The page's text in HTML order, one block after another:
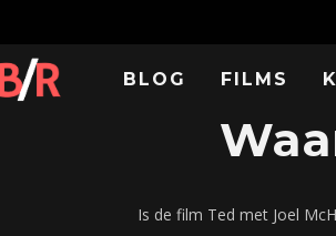
BLOG FILMS
Is de film Ted met Joel